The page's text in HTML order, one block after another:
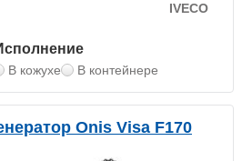
IVECO
В кожухе В контейнере
Onis Visa F170